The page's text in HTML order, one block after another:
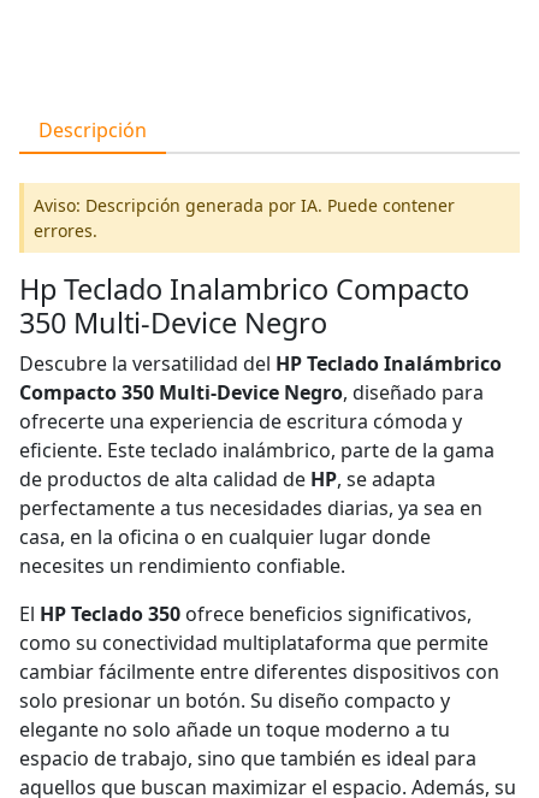
Descripción
Aviso: Descripción generada por IA. Puede contener
errores.
Hp Teclado Inalambrico Compacto
350 Multi-Device Negro
Descubre la versatilidad del HP Teclado Inalámbrico
Compacto 350 Multi-Device Negro, diseñado para
ofrecerte una experiencia de escritura cómoda y
eficiente. Este teclado inalámbrico, parte de la gama
de productos de alta calidad de HP, se adapta
perfectamente a tus necesidades diarias, ya sea en
casa, en la oficina o en cualquier lugar donde
necesites un rendimiento confiable.
El HP Teclado 350 ofrece beneficios significativos,
como su conectividad multiplataforma que permite
cambiar fácilmente entre diferentes dispositivos con
solo presionar un botón. Su diseño compacto y
elegante no solo añade un toque moderno a tu
espacio de trabajo, sino que también es ideal para
aquellos que buscan maximizar el espacio. Además, su